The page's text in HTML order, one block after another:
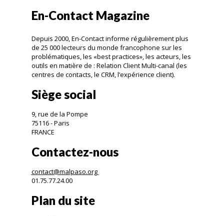
En-Contact Magazine
Depuis 2000, En-Contact informe régulièrement plus
de 25 000 lecteurs du monde francophone sur les
problématiques, les «best practices», les acteurs, les
outils en matière de : Relation Client Multi-canal (les
centres de contacts, le CRM, l’expérience client).
Siège social
9, rue de la Pompe
75116 - Paris
FRANCE
Contactez-nous
contact@malpaso.org
01.75.77.24.00
Plan du site